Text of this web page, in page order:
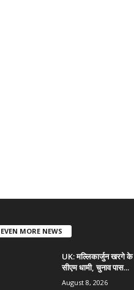
EVEN MORE NEWS
UK: मल्लिकार्जुन खरगे के
सीएम धामी, चुनाव पास...
August 8, 2026